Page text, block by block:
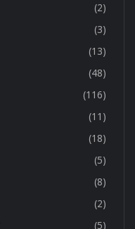
(2)
(3)
(13)
(48)
(116)
(11)
(18)
(5)
(8)
(2)
(5)